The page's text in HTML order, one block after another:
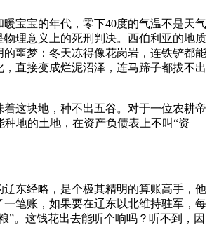
宝宝的年代，零下40度的气温不是天气
物理意义上的死刑判决。西伯利亚的地质
的噩梦：冬天冻得像花岗岩，连铁铲都能
，直接变成烂泥沼泽，连马蹄子都拔不出
这块地，种不出五谷。对于一位农耕帝
种地的土地，在资产负债表上不叫“资
辽东经略，是个极其精明的算账高手，他
一笔账，如果要在辽东以北维持驻军，每
”。这钱花出去能听个响吗？听不到，因